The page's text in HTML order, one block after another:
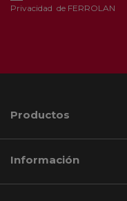
Privacidad de FERROLAN
Productos
Información